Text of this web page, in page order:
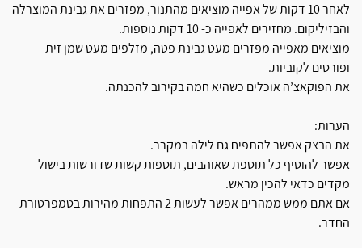
לאחר 10 דקות של אפייה מוציאים מהתנור, מפזרים את גבינת המוצרלה
והבזיליקום. מחזירים לאפייה כ- 10 דקות נוספות.
מוציאים מאפייה מפזרים מעט גבינת פטה, מזלפים מעט שמן זית
ופורסים לקוביות.
את הפוקאצ’ה אוכלים כשהיא חמה בקירוב להכנתה.
הערות:
את הבצק אפשר להתפיח גם לילה במקרר.
אפשר להוסיף כל תוספת שאוהבים, תוספות קשות שדורשות בישול
מקדים כדאי להכין מראש.
אם אתם ממש ממהרים אפשר לעשות 2 התפחות מהירות בטמפרטורת
החדר.